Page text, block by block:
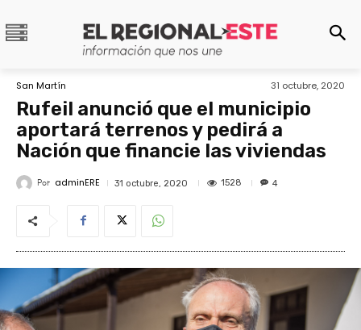
San Martín 31 octubre, 2020
Rufeil anunció que el municipio
aportará terrenos y pedirá a
Nación que financie las viviendas
Por adminERE 31 octubre, 2020 1528 4